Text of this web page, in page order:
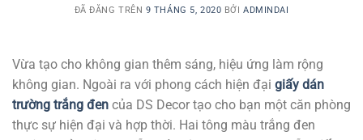
ĐÃ ĐĂNG TRÊN 9 THÁNG 5, 2020 BỞI ADMINDAI
Vừa tạo cho không gian thêm sáng, hiệu ứng làm rộng
không gian. Ngoài ra với phong cách hiện đại giấy dán
trường trắng đen của DS Decor tạo cho bạn một căn phòng
thực sự hiện đại và hợp thời. Hai tông màu trắng đen